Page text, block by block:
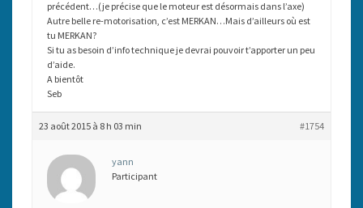
précédent…(je précise que le moteur est désormais dans l’axe)
Autre belle re-motorisation, c’est MERKAN…Mais d’ailleurs où est
tu MERKAN?
Si tu as besoin d’info technique je devrai pouvoir t’apporter un peu
d’aide.
A bientôt
Seb
23 août 2015 à 8 h 03 min #1754
yann
Participant